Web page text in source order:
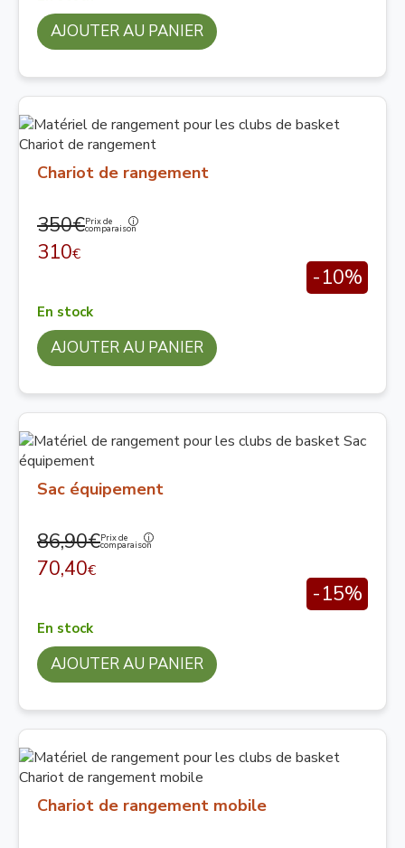
AJOUTER AU PANIER
Chariot de rangement
350€Prix de
comparaison
310€
-10%
En stock
AJOUTER AU PANIER
Sac équipement
86,90€Prix de
comparaison
70,40€
-15%
En stock
AJOUTER AU PANIER
Chariot de rangement mobile